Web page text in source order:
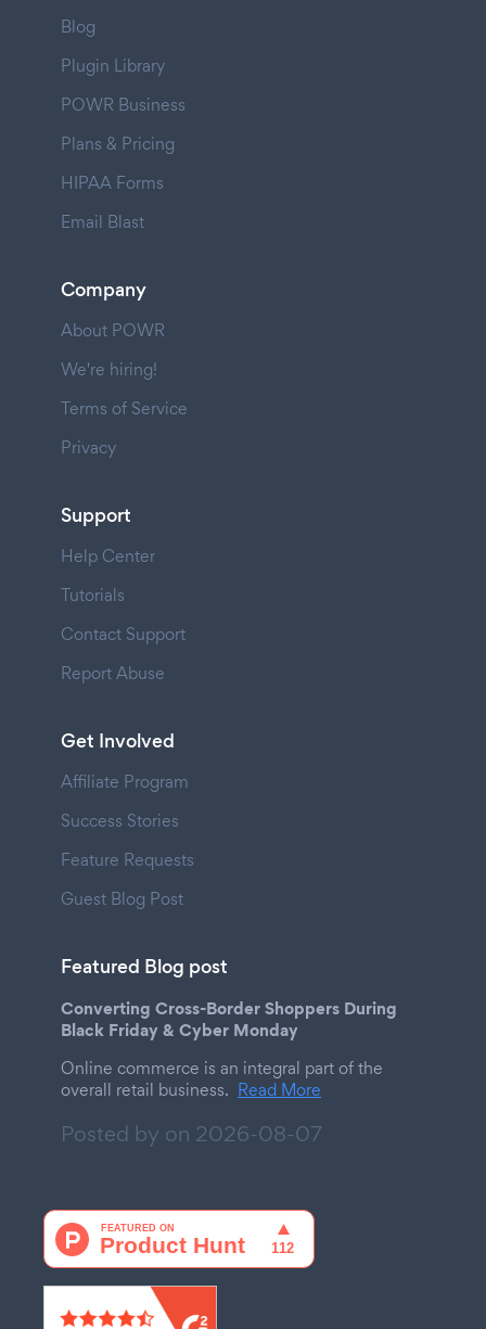
Blog
Plugin Library
POWR Business
Plans & Pricing
HIPAA Forms
Email Blast
Company
About POWR
We're hiring!
Terms of Service
Privacy
Support
Help Center
Tutorials
Contact Support
Report Abuse
Get Involved
Affiliate Program
Success Stories
Feature Requests
Guest Blog Post
Featured Blog post
Converting Cross-Border Shoppers During
Black Friday & Cyber Monday
Online commerce is an integral part of the
overall retail business. Read More
Posted by on 2026-08-07